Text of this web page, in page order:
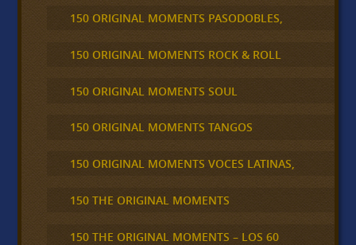
150 ORIGINAL MOMENTS PASODOBLES,
150 ORIGINAL MOMENTS ROCK & ROLL
150 ORIGINAL MOMENTS SOUL
150 ORIGINAL MOMENTS TANGOS
150 ORIGINAL MOMENTS VOCES LATINAS,
150 THE ORIGINAL MOMENTS
150 THE ORIGINAL MOMENTS – LOS 60